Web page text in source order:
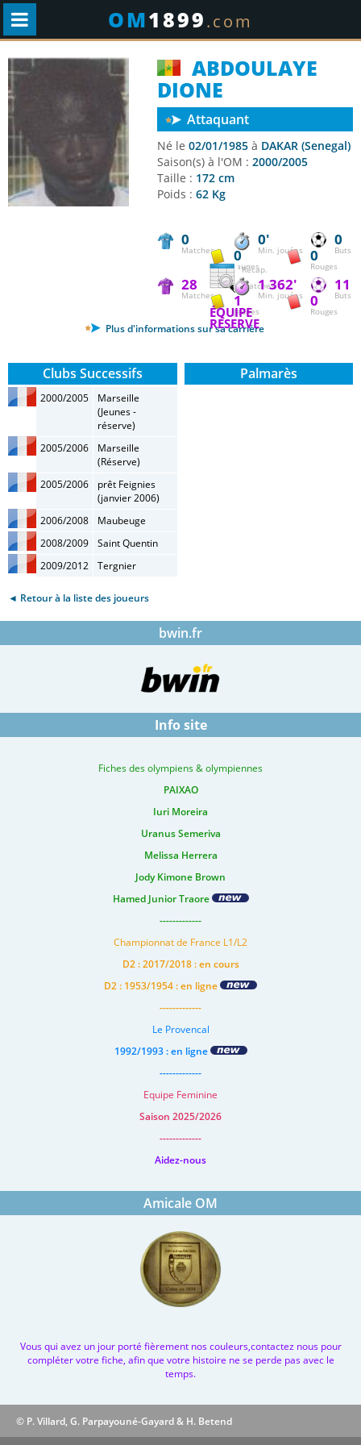
OM1899.com
ABDOULAYE
DIONE
Attaquant
Né le 02/01/1985 à DAKAR (Senegal)
Saison(s) à l'OM : 2000/2005
Taille : 172 cm
Poids : 62 Kg
0
Matches
0'
Min. jouées
0
Buts
0
Jaunes
0
Rouges
Récap.
matches
28
Matches
1 362'
Min. jouées
11
Buts
1
Jaunes
0
Rouges
ÉQUIPE
RÉSERVE
Plus d'informations sur sa carrière
Clubs Successifs
2000/2005
Marseille
(Jeunes -
réserve)
2005/2006
Marseille
(Réserve)
2005/2006
prêt Feignies
(janvier 2006)
2006/2008
Maubeuge
2008/2009
Saint Quentin
2009/2012
Tergnier
Palmarès
◄ Retour à la liste des joueurs
bwin.fr
Info site
Fiches des olympiens & olympiennes
PAIXAO
Iuri Moreira
Uranus Semeriva
Melissa Herrera
Jody Kimone Brown
Hamed Junior Traore
-------------
Championnat de France L1/L2
D2 : 2017/2018 : en cours
D2 : 1953/1954 : en ligne
-------------
Le Provencal
1992/1993 : en ligne
-------------
Equipe Feminine
Saison 2025/2026
-------------
Aidez-nous
Amicale OM
Vous qui avez un jour porté fièrement nos couleurs,contactez nous pour
compléter votre fiche, afin que votre histoire ne se perde pas avec le
temps.
© P. Villard, G. Parpayouné-Gayard & H. Betend